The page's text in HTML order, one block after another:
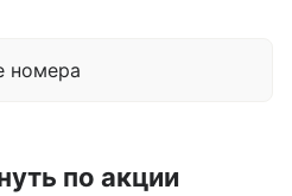
номера
по акции